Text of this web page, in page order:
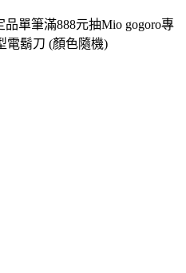
品單筆滿888元抽Mio gogoro專
電鬍刀 (顏色隨機)